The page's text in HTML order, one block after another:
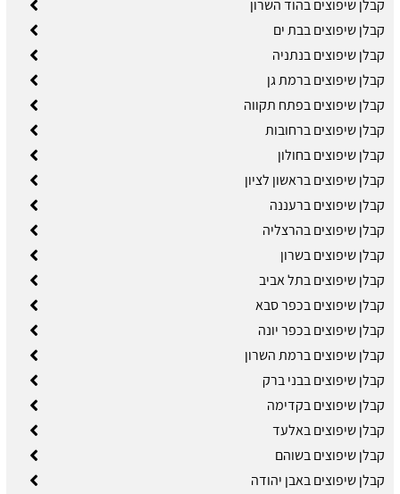
קבלן שיפוצים בהוד השרון
קבלן שיפוצים בבת ים
קבלן שיפוצים בנתניה
קבלן שיפוצים ברמת גן
קבלן שיפוצים בפתח תקווה
קבלן שיפוצים ברחובות
קבלן שיפוצים בחולון
קבלן שיפוצים בראשון לציון
קבלן שיפוצים ברעננה
קבלן שיפוצים בהרצליה
קבלן שיפוצים בשרון
קבלן שיפוצים בתל אביב
קבלן שיפוצים בכפר סבא
קבלן שיפוצים בכפר יונה
קבלן שיפוצים ברמת השרון
קבלן שיפוצים בבני ברק
קבלן שיפוצים בקדימה
קבלן שיפוצים באלעד
קבלן שיפוצים בשוהם
קבלן שיפוצים באבן יהודה